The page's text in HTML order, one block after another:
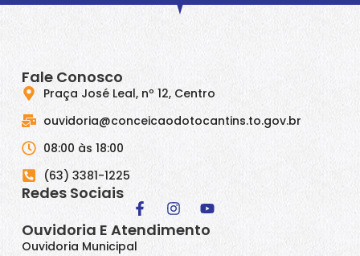
Fale Conosco
Praça José Leal, nº 12, Centro
ouvidoria@conceicaodotocantins.to.gov.br
08:00 às 18:00
(63) 3381-1225
Redes Sociais
Ouvidoria E Atendimento
Ouvidoria Municipal